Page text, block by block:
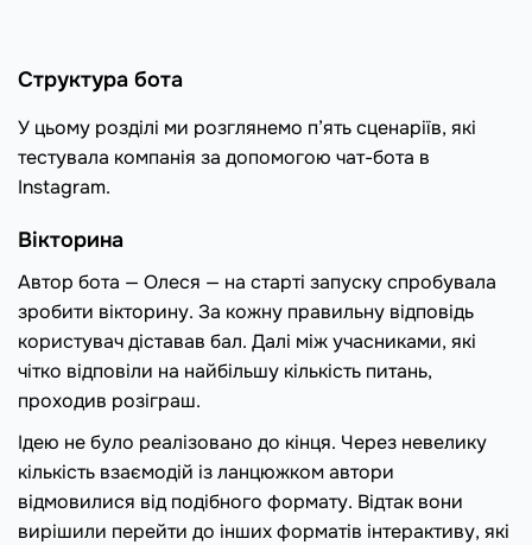
Структура бота
У цьому розділі ми розглянемо п’ять сценаріїв, які
тестувала компанія за допомогою чат-бота в
Instagram.
Вікторина
Автор бота — Олеся — на старті запуску спробувала
зробити вікторину. За кожну правильну відповідь
користувач діставав бал. Далі між учасниками, які
чітко відповіли на найбільшу кількість питань,
проходив розіграш.
Ідею не було реалізовано до кінця. Через невелику
кількість взаємодій із ланцюжком автори
відмовилися від подібного формату. Відтак вони
вирішили перейти до інших форматів інтерактиву, які